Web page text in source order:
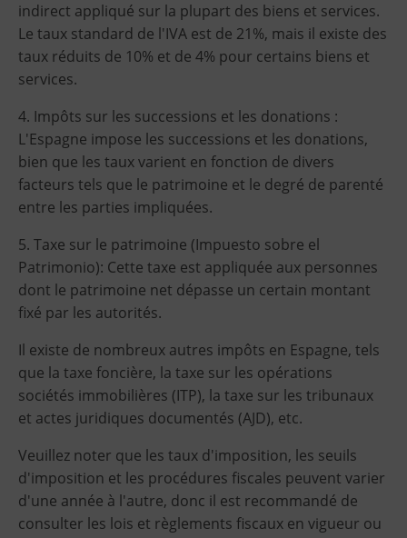
indirect appliqué sur la plupart des biens et services.
Le taux standard de l'IVA est de 21%, mais il existe des
taux réduits de 10% et de 4% pour certains biens et
services.
4. Impôts sur les successions et les donations :
L'Espagne impose les successions et les donations,
bien que les taux varient en fonction de divers
facteurs tels que le patrimoine et le degré de parenté
entre les parties impliquées.
5. Taxe sur le patrimoine (Impuesto sobre el
Patrimonio): Cette taxe est appliquée aux personnes
dont le patrimoine net dépasse un certain montant
fixé par les autorités.
Il existe de nombreux autres impôts en Espagne, tels
que la taxe foncière, la taxe sur les opérations
sociétés immobilières (ITP), la taxe sur les tribunaux
et actes juridiques documentés (AJD), etc.
Veuillez noter que les taux d'imposition, les seuils
d'imposition et les procédures fiscales peuvent varier
d'une année à l'autre, donc il est recommandé de
consulter les lois et règlements fiscaux en vigueur ou